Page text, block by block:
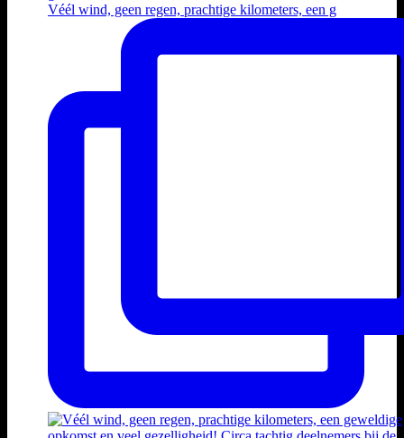
Véél wind, geen regen, prachtige kilometers, een g